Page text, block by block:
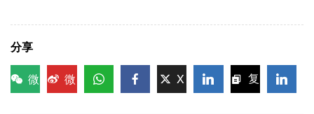
分享
微
微
X
复